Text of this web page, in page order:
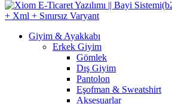
Giyim & Ayakkabı
Erkek Giyim
Gömlek
Dış Giyim
Pantolon
Eşofman & Sweatshirt
Aksesuarlar